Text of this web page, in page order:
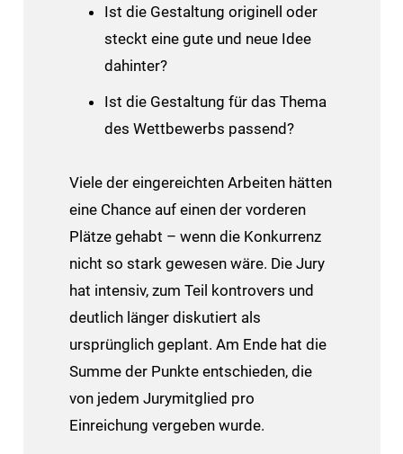
Ist die Gestaltung originell oder
steckt eine gute und neue Idee
dahinter?
Ist die Gestaltung für das Thema
des Wettbewerbs passend?
Viele der eingereichten Arbeiten hätten
eine Chance auf einen der vorderen
Plätze gehabt – wenn die Konkurrenz
nicht so stark gewesen wäre. Die Jury
hat intensiv, zum Teil kontrovers und
deutlich länger diskutiert als
ursprünglich geplant. Am Ende hat die
Summe der Punkte entschieden, die
von jedem Jurymitglied pro
Einreichung vergeben wurde.